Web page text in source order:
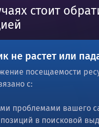
стоит
не растет или
посещаемости
с:
проблемами вашего
в поисковой